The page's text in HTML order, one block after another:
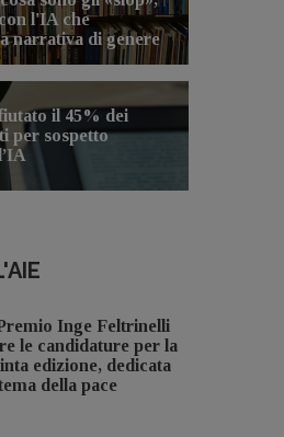
l'IA che
narrativa di genere
il 45% dei
per sospetto
Inge Feltrinelli
le candidature per la
edizione, dedicata
della pace